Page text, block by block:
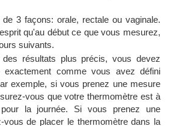
3 façons: orale, rectale ou vaginale.
qu'au début ce que vous mesurez,
suivants.
résultats plus précis, vous devez
exactement comme vous avez défini
exemple, si vous prenez une mesure
vous que votre thermomètre est à
la journée. Si vous prenez une
vous de placer le thermomètre dans la